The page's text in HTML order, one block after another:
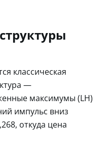
классическая
—
максимумы (LH)
импульс вниз
откуда цена